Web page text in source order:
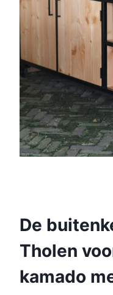
De
Tholen
kamado